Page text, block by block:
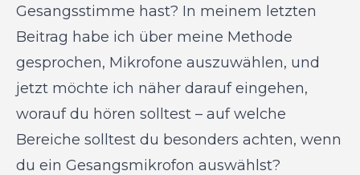
Gesangsstimme hast? In meinem letzten
Beitrag habe ich über meine Methode
gesprochen, Mikrofone auszuwählen, und
jetzt möchte ich näher darauf eingehen,
worauf du hören solltest – auf welche
Bereiche solltest du besonders achten, wenn
du ein Gesangsmikrofon auswählst?